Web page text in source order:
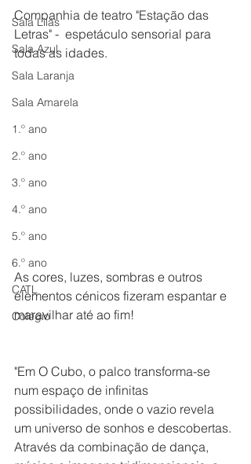
Sala Lilás
Sala Azul
Sala Laranja
Sala Amarela
1.º ano
2.º ano
3.º ano
4.º ano
5.º ano
6.º ano
CATL
Colégio
Companhia de teatro "Estação das
Letras" -  espetáculo sensorial para
todas as idades.
As cores, luzes, sombras e outros
elementos cénicos fizeram espantar e
maravilhar até ao fim!
"Em O Cubo, o palco transforma-se
num espaço de infinitas
possibilidades, onde o vazio revela
um universo de sonhos e descobertas.
Através da combinação de dança,